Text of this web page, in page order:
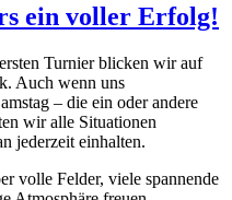
ein voller Erfolg!
Turnier blicken wir auf
Auch wenn uns
– die ein oder andere
wir alle Situationen
jederzeit einhalten.
volle Felder, viele spannende